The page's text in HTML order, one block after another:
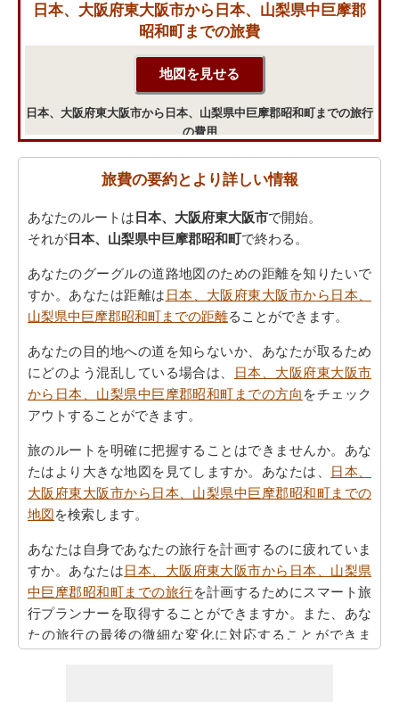
日本、大阪府東大阪市から日本、山梨県中巨摩郡
昭和町までの旅費
日本、大阪府東大阪市から日本、山梨県中巨摩郡昭和町までの旅行
の費用
旅費の要約とより詳しい情報
あなたのルートは 日本、大阪府東大阪市で開始。
それが 日本、山梨県中巨摩郡昭和町で終わる。
あなたのグーグルの道路地図のための距離を知りたいで
すか。あなたは距離は 日本、大阪府東大阪市から日本、
山梨県中巨摩郡昭和町までの距離ることができます。
あなたの目的地への道を知らないか、あなたが取るため
にどのよう混乱している場合は、
日本、大阪府東大阪市
から日本、山梨県中巨摩郡昭和町までの方向 をチェック
アウトすることができます。
旅のルートを明確に把握することはできませんか。あな
たはより大きな地図を見てしますか。あなたは、
日本、
大阪府東大阪市から日本、山梨県中巨摩郡昭和町までの
地図を検索します。
あなたは自身であなたの旅行を計画するのに疲れていま
すか。あなたは日本、大阪府東大阪市から日本、山梨県
中巨摩郡昭和町までの旅行を計画するためにスマート旅
行プランナーを取得することができますか。また、あな
たの旅行の最後の微細な変化に対応することができま